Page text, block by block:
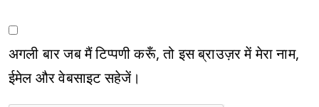
अगली बार जब मैं टिप्पणी करूँ, तो इस ब्राउज़र में मेरा नाम,
ईमेल और वेबसाइट सहेजें।